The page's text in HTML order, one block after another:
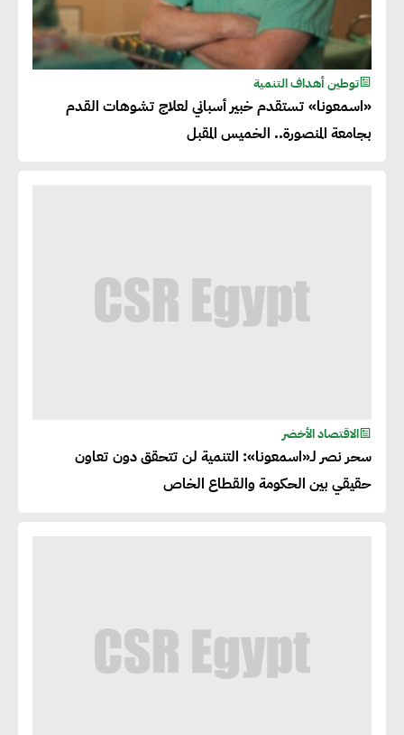
توطين أهداف التنمية
«اسمعونا» تستقدم خبير أسباني لعلاج تشوهات القدم
بجامعة المنصورة.. الخميس المقبل
الاقتصاد الأخضر
سحر نصر لـ«اسمعونا»: التنمية لن تتحقق دون تعاون
حقيقي بين الحكومة والقطاع الخاص